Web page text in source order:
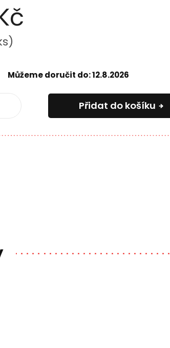
)
Můžeme doručit do:12.8.2026
Přidat do košíku